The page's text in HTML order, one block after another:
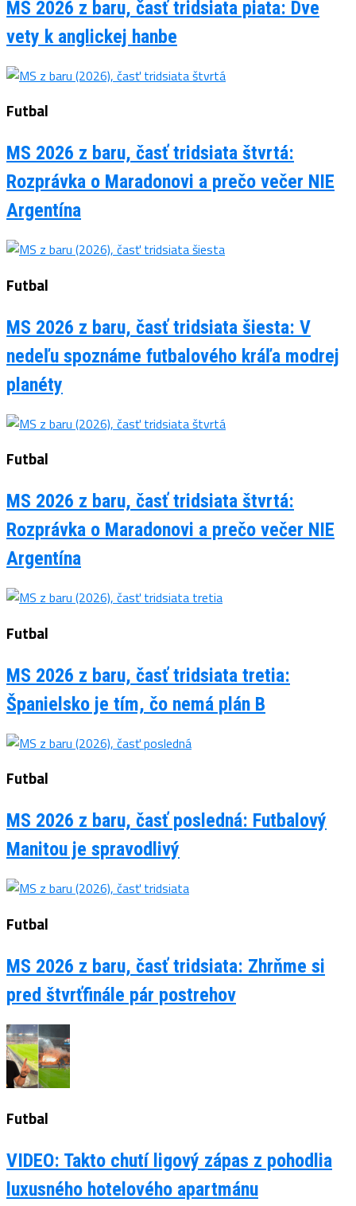
MS 2026 z baru, časť tridsiata piata: Dve
vety k anglickej hanbe
Futbal
MS 2026 z baru, časť tridsiata štvrtá:
Rozprávka o Maradonovi a prečo večer NIE
Argentína
Futbal
MS 2026 z baru, časť tridsiata šiesta: V
nedeľu spoznáme futbalového kráľa modrej
planéty
Futbal
MS 2026 z baru, časť tridsiata štvrtá:
Rozprávka o Maradonovi a prečo večer NIE
Argentína
Futbal
MS 2026 z baru, časť tridsiata tretia:
Španielsko je tím, čo nemá plán B
Futbal
MS 2026 z baru, časť posledná: Futbalový
Manitou je spravodlivý
Futbal
MS 2026 z baru, časť tridsiata: Zhrňme si
pred štvrťfinále pár postrehov
Futbal
VIDEO: Takto chutí ligový zápas z pohodlia
luxusného hotelového apartmánu